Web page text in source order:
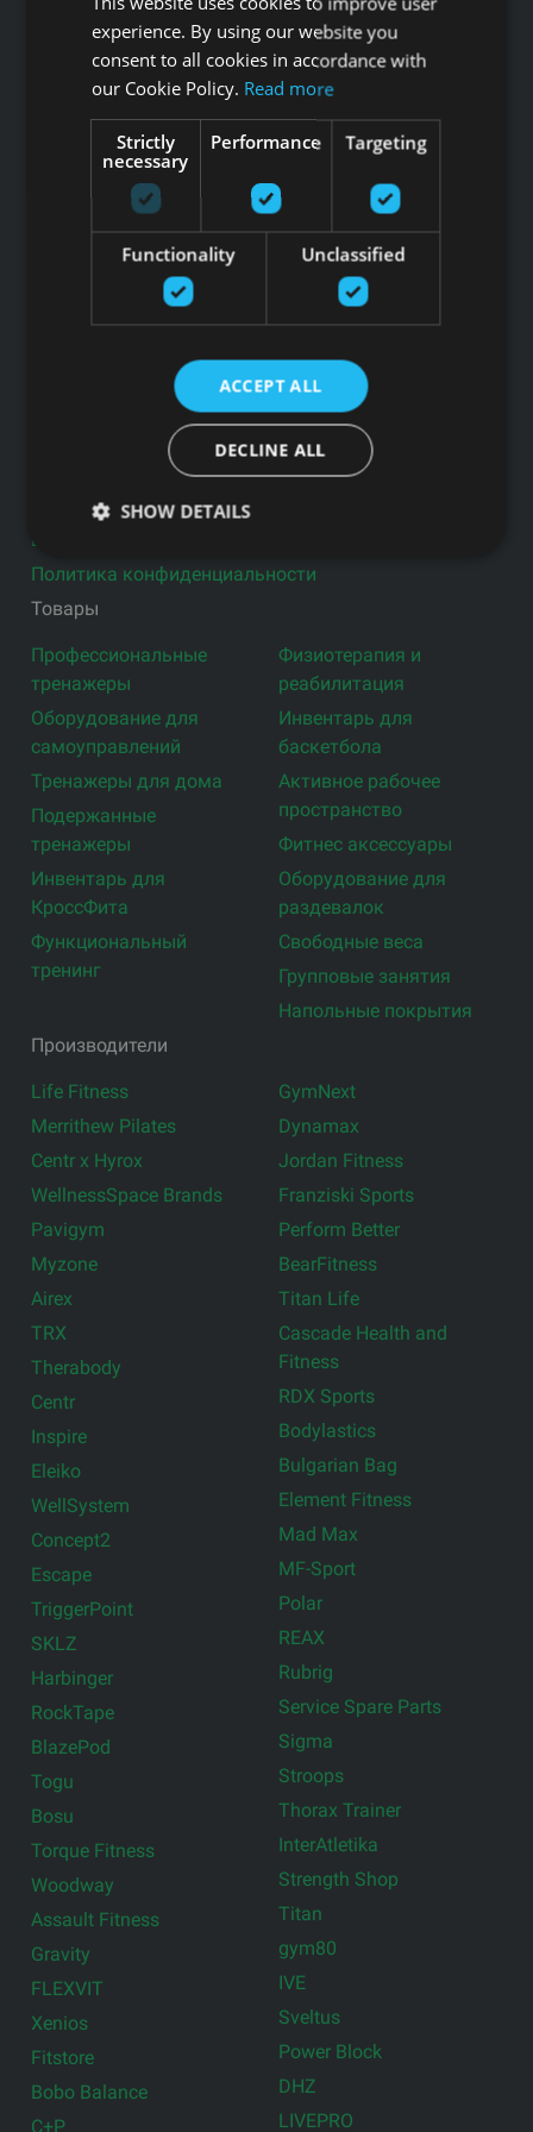
SIA G Kolizejs
Юридический адрес: Бривибас гатве 439, Рига, LV-1024
Регистрационный номер 44103017158 НДС №
LV44103017158
АО SEB banka LV92UNLA0004007467819 , SWIFT: UNLALV2X
НОВОСТИ GFITNESS В ВАШЕЙ ЭЛЕКТРОННОЙ
ПОЧТЕ
Производители
Блог
Политика конфиденциальности
Товары
Профессиональные
тренажеры
Оборудование для
самоуправлений
Тренажеры для дома
Подержанные
тренажеры
Инвентарь для
КроссФита
Функциональный
тренинг
Физиотерапия и
реабилитация
Инвентарь для
баскетбола
Активное рабочее
пространство
Фитнес аксессуары
Оборудование для
раздевалок
Свободные веса
Групповые занятия
Напольные покрытия
Производители
Life Fitness
Merrithew Pilates
Centr x Hyrox
WellnessSpace Brands
Pavigym
Myzone
Airex
TRX
Therabody
Centr
Inspire
Eleiko
WellSystem
Concept2
Escape
TriggerPoint
SKLZ
Harbinger
RockTape
BlazePod
Togu
Bosu
Torque Fitness
Woodway
Assault Fitness
Gravity
FLEXVIT
Xenios
Fitstore
Bobo Balance
C+P
GymNext
Dynamax
Jordan Fitness
Franziski Sports
Perform Better
BearFitness
Titan Life
Cascade Health and
Fitness
RDX Sports
Bodylastics
Bulgarian Bag
Element Fitness
Mad Max
MF-Sport
Polar
REAX
Rubrig
Service Spare Parts
Sigma
Stroops
Thorax Trainer
InterAtletika
Strength Shop
Titan
gym80
IVE
Sveltus
Power Block
DHZ
LIVEPRO
experience. By using our website you
consent to all cookies in accordance with
our Cookie Policy. Read more
Strictly
necessary
Performance Targeting
Functionality Unclassified
ACCEPT ALL
DECLINE ALL
SHOW DETAILS